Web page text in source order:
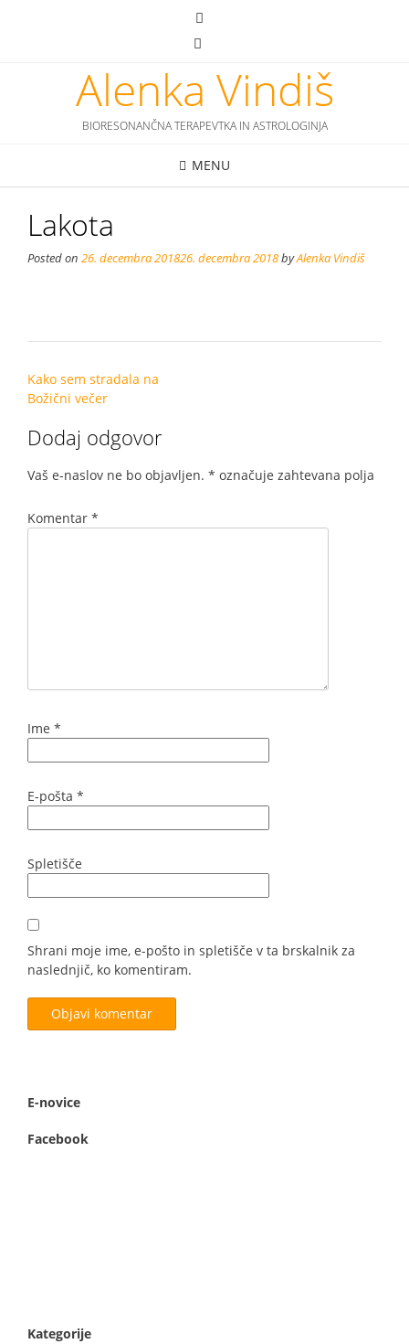
Alenka Vindiš
BIORESONANČNA TERAPEVTKA IN ASTROLOGINJA
MENU
Lakota
Posted on 26. decembra 201826. decembra 2018byAlenka Vindiš
Post
navigation
Kako sem stradala na
Božični večer
Dodaj odgovor
Vaš e-naslov ne bo objavljen. * označuje zahtevana polja
Komentar *
Ime *
E-pošta *
Spletišče
Shrani moje ime, e-pošto in spletišče v ta brskalnik za
naslednjič, ko komentiram.
E-novice
Facebook
Kategorije